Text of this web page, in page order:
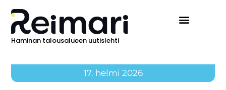
Haminan talousalueen uutislehti
17. helmi 2026